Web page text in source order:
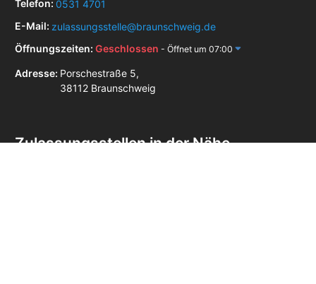
Telefon: 0531 4701
E-Mail: zulassungsstelle@braunschweig.de
Öffnungszeiten: Geschlossen - Öffnet um 07:00
Adresse: Porschestraße 5,
38112 Braunschweig
Zulassungsstellen in der Nähe